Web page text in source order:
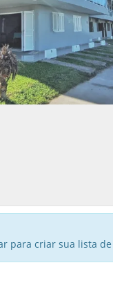
para criar sua lista